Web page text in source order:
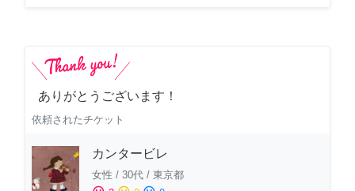
ありがとうございます！
依頼されたチケット
カンタービレ
女性 / 30代 / 東京都